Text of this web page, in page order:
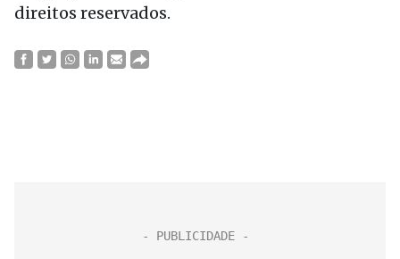
direitos reservados.